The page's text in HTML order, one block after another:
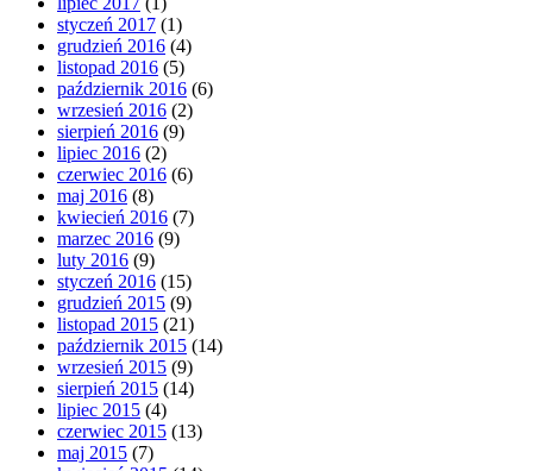
styczeń 2017 (1)
grudzień 2016 (4)
listopad 2016 (5)
październik 2016 (6)
wrzesień 2016 (2)
sierpień 2016 (9)
lipiec 2016 (2)
czerwiec 2016 (6)
maj 2016 (8)
kwiecień 2016 (7)
marzec 2016 (9)
luty 2016 (9)
styczeń 2016 (15)
grudzień 2015 (9)
listopad 2015 (21)
październik 2015 (14)
wrzesień 2015 (9)
sierpień 2015 (14)
lipiec 2015 (4)
czerwiec 2015 (13)
maj 2015 (7)